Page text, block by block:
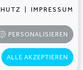
und was müssen
und aktive
sollten wir uns am
IMPRESSUM
PERSONALISIEREN
ALLE AKZEPTIEREN